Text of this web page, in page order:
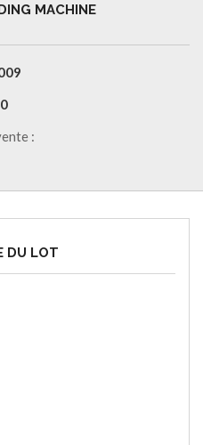
MACHINE
:
DU LOT